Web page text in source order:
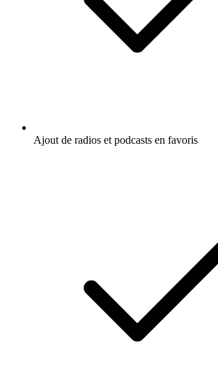
Ajout de radios et podcasts en favoris